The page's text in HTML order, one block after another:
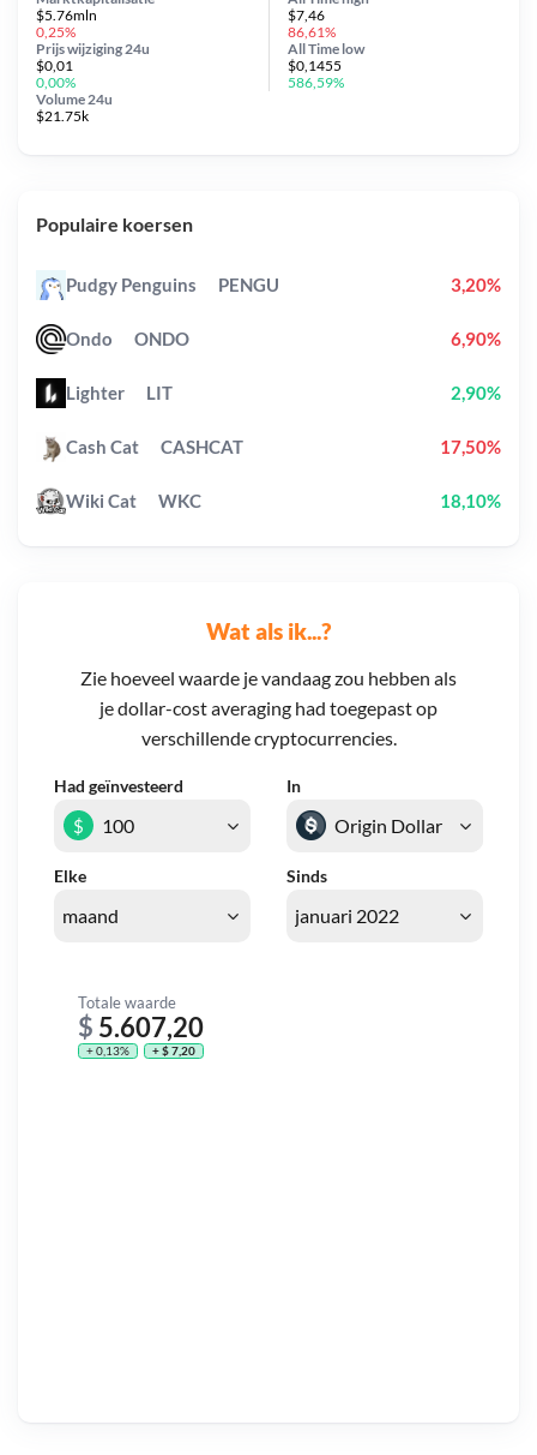
Wat als ik...?
Zie hoeveel waarde je vandaag zou hebben als
je dollar-cost averaging had toegepast op
verschillende cryptocurrencies.
Had geïnvesteerd In
Elke Sinds
$
Totale waarde
$ 5.607,20
+ 0,13% + $ 7,20
Prijs wijziging 24u
$0,01
0,00%
$5.76mln
0,25%
Volume 24u
$21.75k
$7,46
86,61%
All Time low
$0,1455
586,59%
Populaire koersen
Pudgy Penguins PENGU 3,20%
Ondo ONDO 6,90%
Lighter LIT 2,90%
Cash Cat CASHCAT 17,50%
Wiki Cat WKC 18,10%